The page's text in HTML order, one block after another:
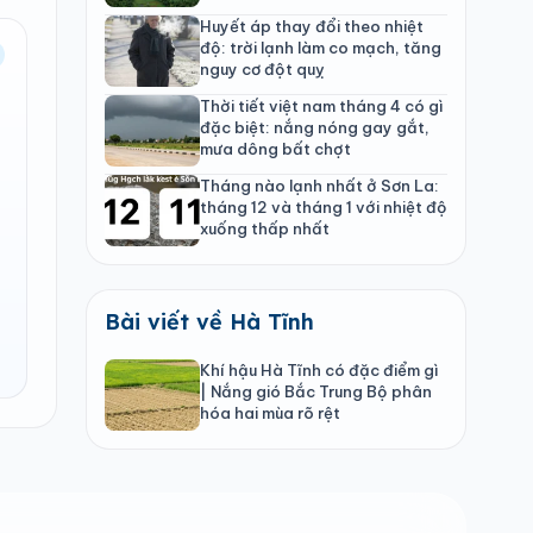
Huyết áp thay đổi theo nhiệt
độ: trời lạnh làm co mạch, tăng
nguy cơ đột quỵ
Thời tiết việt nam tháng 4 có gì
đặc biệt: nắng nóng gay gắt,
mưa dông bất chợt
Tháng nào lạnh nhất ở Sơn La:
tháng 12 và tháng 1 với nhiệt độ
xuống thấp nhất
Bài viết về Hà Tĩnh
Khí hậu Hà Tĩnh có đặc điểm gì
| Nắng gió Bắc Trung Bộ phân
hóa hai mùa rõ rệt